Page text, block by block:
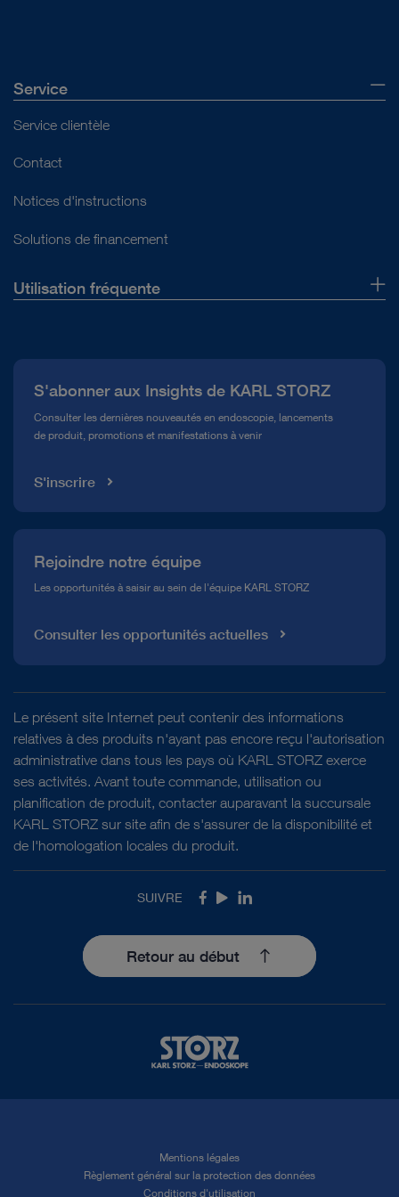
Service
Service clientèle
Contact
Notices d'instructions
Solutions de financement
Utilisation fréquente
Service télé-assistance Conformité
Médiathèque
S'abonner aux Insights de KARL STORZ
Consulter les dernières nouveautés en endoscopie, lancements
de produit, promotions et manifestations à venir
S'inscrire
Rejoindre notre équipe
Les opportunités à saisir au sein de l'équipe KARL STORZ
Consulter les opportunités actuelles
Le présent site Internet peut contenir des informations
relatives à des produits n'ayant pas encore reçu l'autorisation
administrative dans tous les pays où KARL STORZ exerce
ses activités. Avant toute commande, utilisation ou
planification de produit, contacter auparavant la succursale
KARL STORZ sur site afin de s'assurer de la disponibilité et
de l'homologation locales du produit.
SUIVRE Facebook
YoutubeLinkedIn
Retour au début
Mentions légales
Règlement général sur la protection des données
Conditions d'utilisation